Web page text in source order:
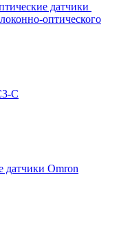
датчики
оптического
C
датчики Omron